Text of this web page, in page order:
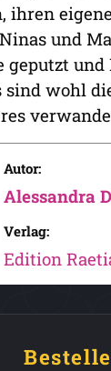
und
wohl
Autor:
Alessandra
Verlag:
Edition